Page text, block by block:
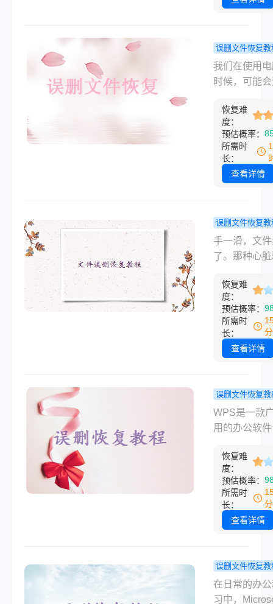
况。
话，这种事
就碰上过不
次。最惨的
一份项目方
接被同事新
件给覆盖了
差点崩溃。
误删文件恢复教
面上的文件
换如何恢复
速恢复覆盖
我们在使用
时候，可能
了，尤其是
视频、文档
文件，一旦
删除或者格
后，就需要
则上千，相
用户都遇到
问题。但其
要你想要恢
的U盘、硬
卡等设备没
坏，只是不
除或者格式
都可以自行
来。那么桌
就是误删文
复，希望保
本文，后面
恢复难
度：
预估概率：
所需时
长：
查看详情
误删文件恢复教
件delete删
么恢复？8
测有效！
手一滑，文
了。那种心
人都经历过
是辛苦赶了
方案文档，
了五年的家
影，一个
恢复？ 别慌
文章将从最
快捷键到专
梳理8种经过
证的方案。
是电脑小白
术老手，总
能帮你把丢
件"捞"回来。
恢复难
度：
预估概率：
所需时
长：
查看详情
误删文件恢复教
wps没保存
了怎么恢复
松找回！
WPS是一款
用的办公软
制作和演示
功能。在使
时，有时可
为各种原因
然断电、程
用户来说是
扰的。本文
wps没保存关
恢复难
度：
预估概率：
所需时
长：
查看详情
误删文件恢复教
word没保
怎么找回来
在日常的办
习中，